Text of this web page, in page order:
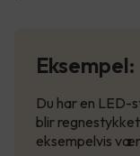
Eksempel:
Du har en LED-
blir regnestykket
eksempelvis